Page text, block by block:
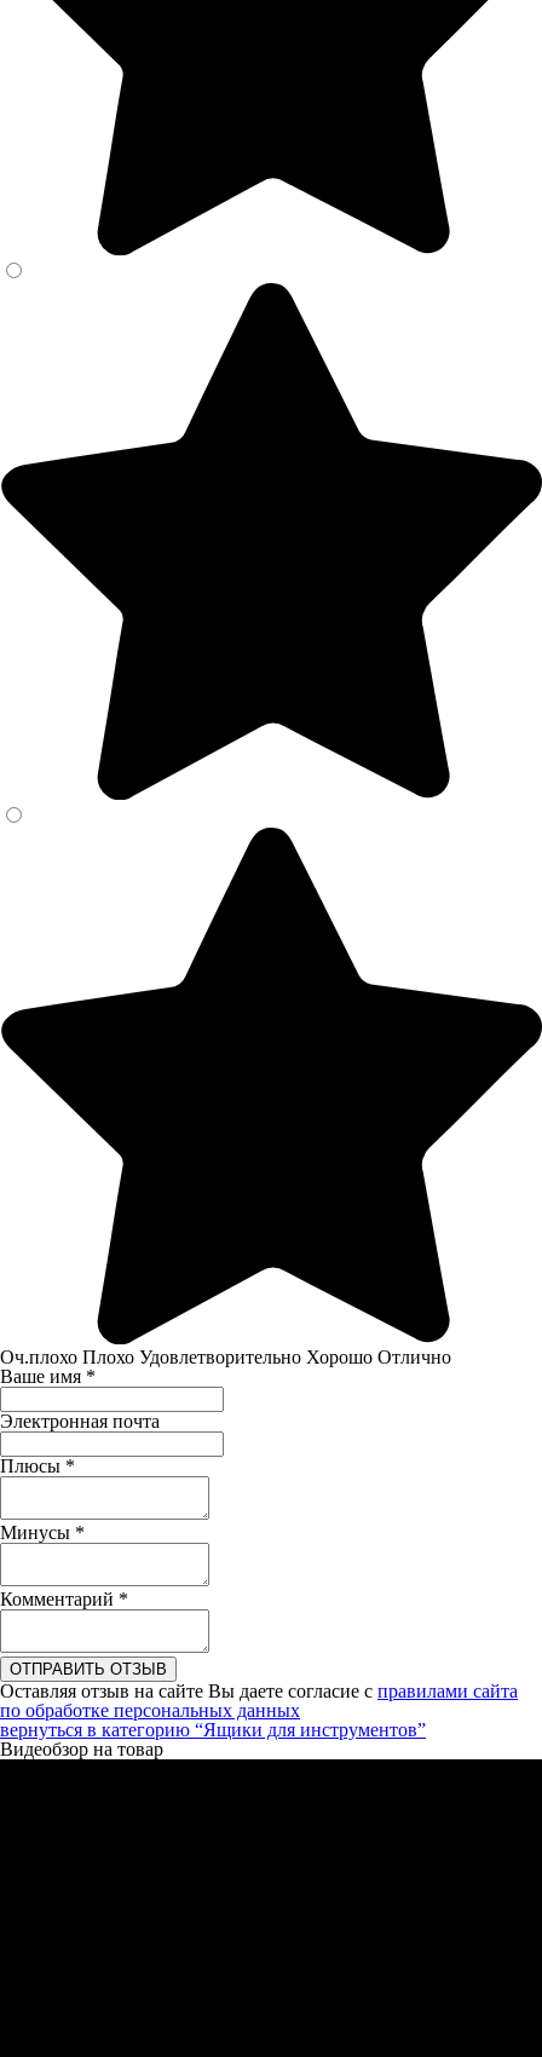
Оч.плохо Плохо Удовлетворительно Хорошо Отлично
Ваше имя *
Электронная почта
Плюсы *
Минусы *
Комментарий *
ОТПРАВИТЬ ОТЗЫВ
Оставляя отзыв на сайте Вы даете согласие с правилами сайта
по обработке персональных данных
вернуться в категорию “Ящики для инструментов”
Видеобзор на товар